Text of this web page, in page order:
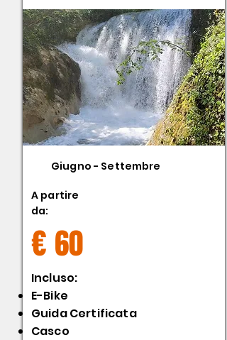
Giugno - Settembre
A partire
da:
€ 60
​Incluso:
E-Bike
Guida Certificata
Casco